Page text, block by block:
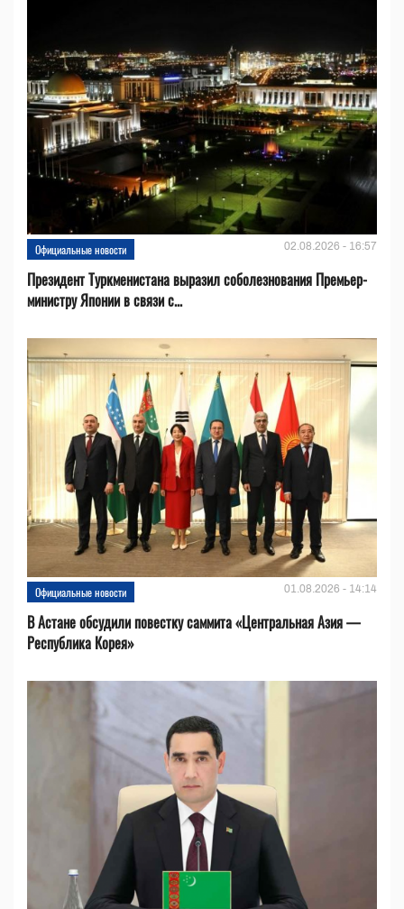
Официальные новости 02.08.2026 - 16:57
Президент Туркменистана выразил соболезнования Премьер-
министру Японии в связи с...
Официальные новости 01.08.2026 - 14:14
В Астане обсудили повестку саммита «Центральная Азия —
Республика Корея»